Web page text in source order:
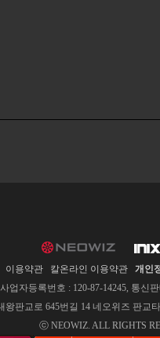
이용약관 칼온라인 이용약관 개인
업자등록번호 : 120-87-14245, 통신
판교로 645번길 14 네오위즈 판교
ⓒ NEOWIZ. ALL RIGHTS